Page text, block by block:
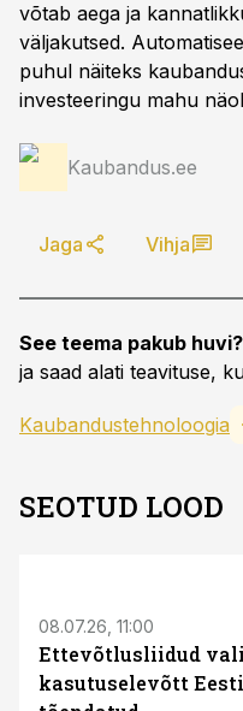
võtab aega ja
väljakutsed.
puhul näiteks
investeeringu mahu
Kaubandus.ee
Jaga Vihja
See teema pakub huvi?
ja saad alati teavituse,
Kaubandustehnoloogia
SEOTUD LOOD
08.07.26, 11:00
Ettevõtlusliidud
kasutuselevõtt